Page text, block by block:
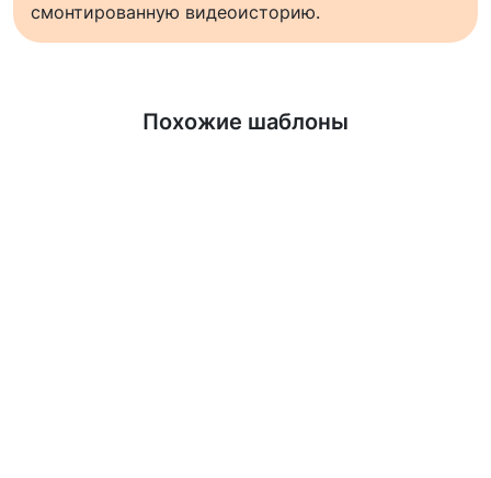
смонтированную видеоисторию.
Похожие шаблоны
Узнать больше